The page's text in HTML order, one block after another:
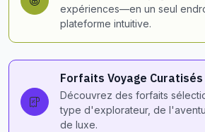
expériences—en un seul
plateforme intuitive.
Forfaits Voyage Curatisés
Découvrez des forfaits
type d'explorateur, de
de luxe.